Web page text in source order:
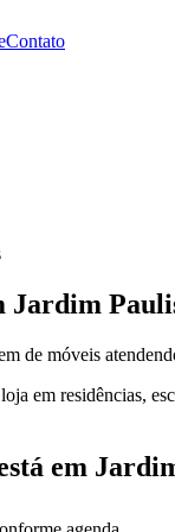
Contato
Jardim
de móveis
em residências,
em